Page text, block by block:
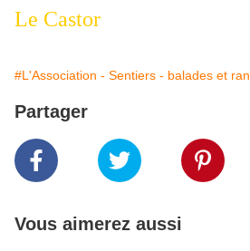
Le Castor
#L'Association - Sentiers - balades et
Partager
Vous aimerez aussi